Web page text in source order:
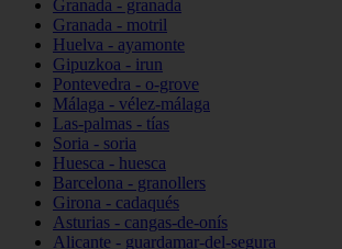
Granada - granada
Granada - motril
Huelva - ayamonte
Gipuzkoa - irun
Pontevedra - o-grove
Málaga - vélez-málaga
Las-palmas - tías
Soria - soria
Huesca - huesca
Barcelona - granollers
Girona - cadaqués
Asturias - cangas-de-onís
Alicante - guardamar-del-segura